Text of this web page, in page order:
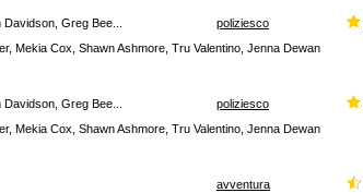
Greg Bee... poliziesco
Mekia Cox, Shawn Ashmore, Tru Valentino, Jenna Dewan
Greg Bee... poliziesco
Mekia Cox, Shawn Ashmore, Tru Valentino, Jenna Dewan
avventura